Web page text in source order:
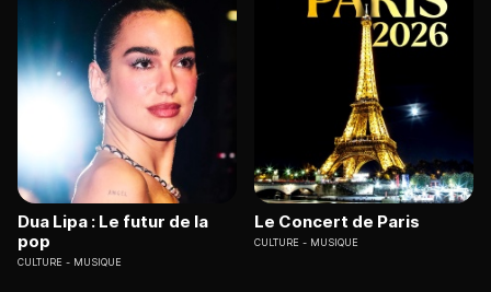
Dua Lipa : Le futur de la
pop
CULTURE MUSIQUE
Le Concert de Paris
CULTURE MUSIQUE